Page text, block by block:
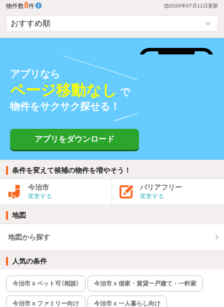
物件数8件 2026年07月11日更新
アプリなら
ページ移動なし で
物件をサクサク探せる！
アプリをダウンロード
条件を変えて候補の物件を増やそう！
今治市
変更する
バリアフリー
変更する
地図
地図から探す
人気の条件
今治市 x ペット可（相談） 今治市 x 借家・賃貸一戸建て・一軒家
今治市 x ファミリー向け 今治市 x 一人暮らし向け